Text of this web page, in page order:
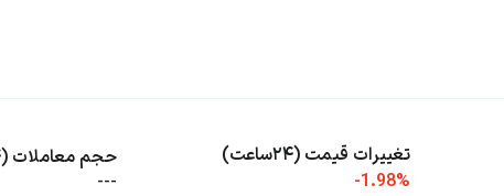
تغییرات قیمت (۲۴ساعت)
-1.98%
حجم معاملات (۲۴ساعت)
---